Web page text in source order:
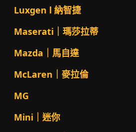
Luxgen l 納智捷
Maserati｜瑪莎拉蒂
Mazda｜馬自達
McLaren｜麥拉倫
MG
Mini｜迷你